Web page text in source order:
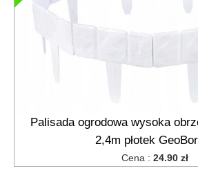
Palisada ogrodowa wysoka
2,4m płotek
Cena : 24.90 zł